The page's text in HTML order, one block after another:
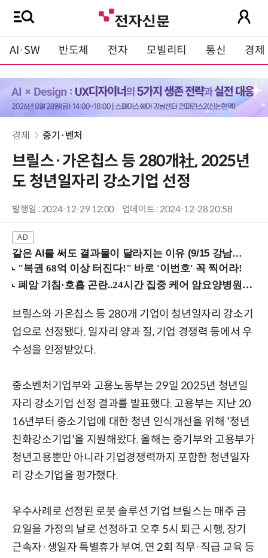
AI·SW 반도체 전자 모빌리티 통신 경제
경제 중기·벤처
브릴스·가온칩스 등 280개社, 2025년
도 청년일자리 강소기업 선정
발행일 : 2024-12-29 12:00 업데이트 : 2024-12-28 20:58
같은 AI를 써도 결과물이 달라지는 이유 (9/15 강남역)
브릴스와 가온칩스 등 280개 기업이 청년일자리 강소기
업으로 선정됐다. 일자리 양과 질, 기업 경쟁력 등에서 우
수성을 인정받았다.
중소벤처기업부와 고용노동부는 29일 2025년 청년일
자리 강소기업 선정 결과를 발표했다. 고용부는 지난 20
16년부터 중소기업에 대한 청년 인식개선을 위해 '청년
친화강소기업'을 지원해왔다. 올해는 중기부와 고용부가
청년고용뿐만 아니라 기업경쟁력까지 포함한 청년일자
리 강소기업을 평가했다.
우수사례로 선정된 로봇 솔루션 기업 브릴스는 매주 금
요일을 가정의 날로 선정하고 오후 5시 퇴근 시행, 장기
근속자·생일자 특별휴가 부여, 연 2회 직무·직급 교육 등